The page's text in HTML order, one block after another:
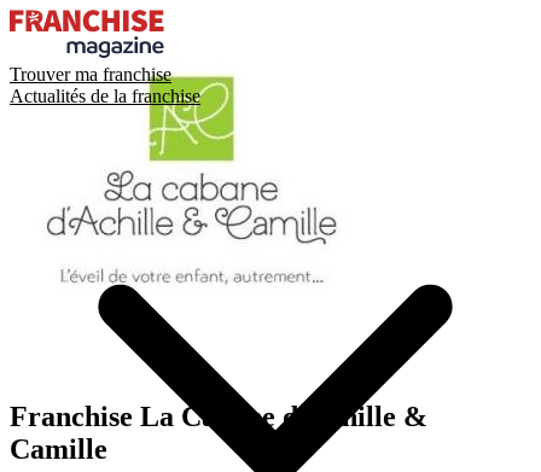
Trouver ma franchise
Actualités de la franchise
Franchise La Cabane d’Achille &
Camille